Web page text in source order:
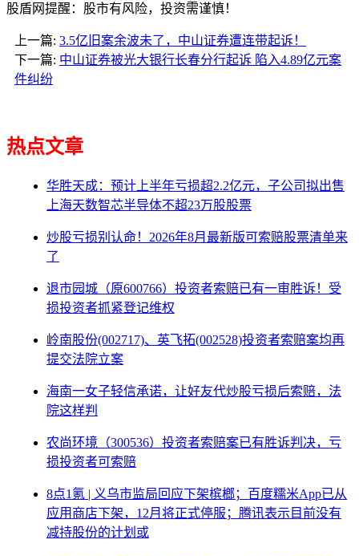
股盾网提醒：股市有风险，投资需谨慎！
上一篇: 3.5亿旧案余波未了，中山证券遭连带起诉！
下一篇: 中山证券被光大银行长春分行起诉 陷入4.89亿元案
件纠纷
热点文章
华胜天成：预计上半年亏损超2.2亿元，子公司拟出售
上海天数智芯半导体不超23万股股票
炒股亏损别认命！2026年8月最新版可索赔股票清单来
了
退市园城（原600766）投资者索赔已有一审胜诉！受
损投资者抓紧登记维权
岭南股份(002717)、英飞拓(002528)投资者索赔案均再
提交法院立案
海南一女子轻信承诺，让好友代炒股亏损后索赔，法
院这样判
农尚环境（300536）投资者索赔案已有胜诉判决，亏
损投资者可索赔
8点1氪 | 义乌市监局回应下架槟榔；百度糯米App已从
应用商店下架，12月将正式停服；腾讯表示目前没有
减持股份的计划或